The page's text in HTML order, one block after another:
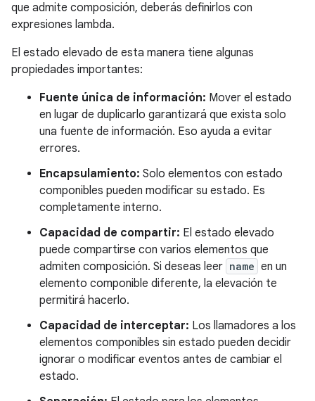
que admite composición, deberás definirlos con
expresiones lambda.
El estado elevado de esta manera tiene algunas
propiedades importantes:
Fuente única de información: Mover el estado
en lugar de duplicarlo garantizará que exista solo
una fuente de información. Eso ayuda a evitar
errores.
Encapsulamiento: Solo elementos con estado
componibles pueden modificar su estado. Es
completamente interno.
Capacidad de compartir: El estado elevado
puede compartirse con varios elementos que
admiten composición. Si deseas leer name en un
elemento componible diferente, la elevación te
permitirá hacerlo.
Capacidad de interceptar: Los llamadores a los
elementos componibles sin estado pueden decidir
ignorar o modificar eventos antes de cambiar el
estado.